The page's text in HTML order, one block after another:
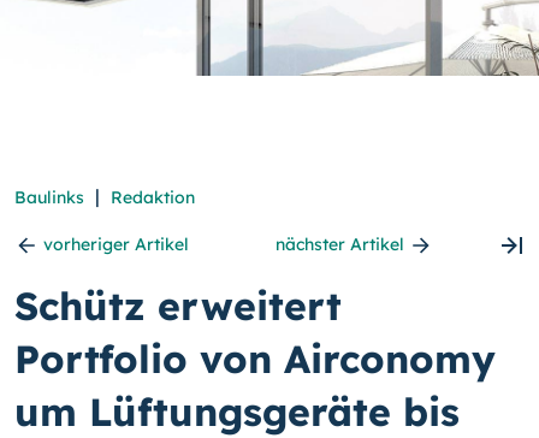
Baulinks | Redaktion
vorheriger Artikel nächster Artikel
Schütz erweitert
Portfolio von Airconomy
um Lüftungsgeräte bis